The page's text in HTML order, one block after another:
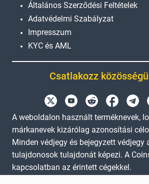
Általános Szerződési Feltételek
Adatvédelmi Szabályzat
Impresszum
KYC és AML
Csatlakozz
A weboldalon használt terméknevek,
márkanevek kizárólag azonosítási
Minden védjegy és bejegyzett védjegy
tulajdonosok tulajdonát képezi. A
kapcsolatban az érintett cégekkel.